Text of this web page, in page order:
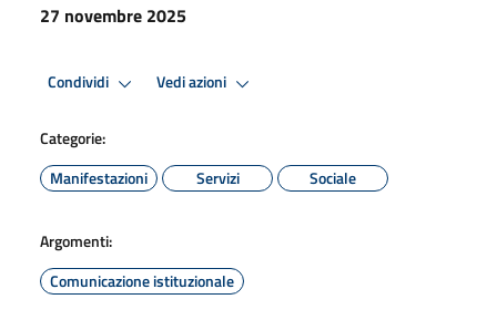
27 novembre 2025
Condividi Vedi azioni
Categorie:
Manifestazioni
Servizi Sociale
Argomenti:
Comunicazione istituzionale